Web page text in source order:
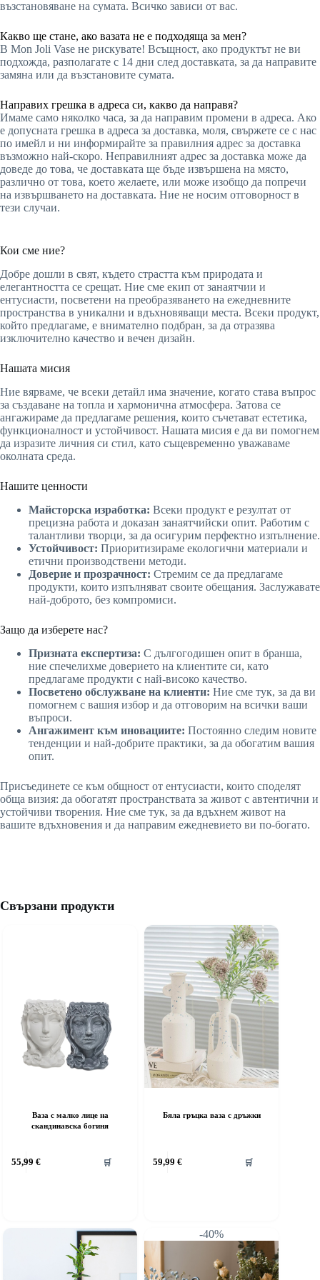
възстановяване на сумата. Всичко зависи от вас.
Какво ще стане, ако вазата не е подходяща за мен?
В Mon Joli Vase не рискувате! Всъщност, ако продуктът не ви
подхожда, разполагате с 14 дни след доставката, за да направите
замяна или да възстановите сумата.
Направих грешка в адреса си, какво да направя?
Имаме само няколко часа, за да направим промени в адреса. Ако
е допусната грешка в адреса за доставка, моля, свържете се с нас
по имейл и ни информирайте за правилния адрес за доставка
възможно най-скоро. Неправилният адрес за доставка може да
доведе до това, че доставката ще бъде извършена на място,
различно от това, което желаете, или може изобщо да попречи
на извършването на доставката. Ние не носим отговорност в
тези случаи.
Кои сме ние?
Добре дошли в свят, където страстта към природата и
елегантността се срещат. Ние сме екип от занаятчии и
ентусиасти, посветени на преобразяването на ежедневните
пространства в уникални и вдъхновяващи места. Всеки продукт,
който предлагаме, е внимателно подбран, за да отразява
изключително качество и вечен дизайн.
Нашата мисия
Ние вярваме, че всеки детайл има значение, когато става въпрос
за създаване на топла и хармонична атмосфера. Затова се
ангажираме да предлагаме решения, които съчетават естетика,
функционалност и устойчивост. Нашата мисия е да ви помогнем
да изразите личния си стил, като същевременно уважаваме
околната среда.
Нашите ценности
Майсторска изработка: Всеки продукт е резултат от
прецизна работа и доказан занаятчийски опит. Работим с
талантливи творци, за да осигурим перфектно изпълнение.
Устойчивост: Приоритизираме екологични материали и
етични производствени методи.
Доверие и прозрачност: Стремим се да предлагаме
продукти, които изпълняват своите обещания. Заслужавате
най-доброто, без компромиси.
Защо да изберете нас?
Призната експертиза: С дългогодишен опит в бранша,
ние спечелихме доверието на клиентите си, като
предлагаме продукти с най-високо качество.
Посветено обслужване на клиенти: Ние сме тук, за да ви
помогнем с вашия избор и да отговорим на всички ваши
въпроси.
Ангажимент към иновациите: Постоянно следим новите
тенденции и най-добрите практики, за да обогатим вашия
опит.
Присъединете се към общност от ентусиасти, които споделят
обща визия: да обогатят пространствата за живот с автентични и
устойчиви творения. Ние сме тук, за да вдъхнем живот на
вашите вдъхновения и да направим ежедневието ви по-богато.
Свързани продукти
Ваза с малко лице на
скандинавска богиня
55,99 € 🛒
Бяла гръцка ваза с дръжки
59,99 € 🛒
-40%